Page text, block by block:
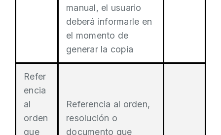
manual, el usuario
deberá informarle en
el momento de
generar la copia
Refer
encia
al
orden
que
Referencia al orden,
resolución o
documento que